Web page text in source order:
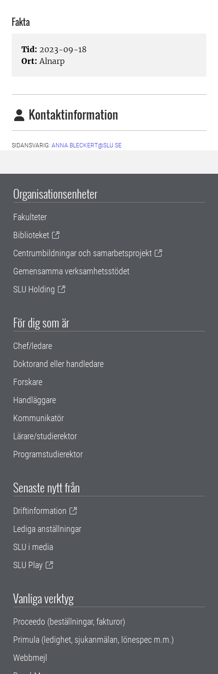
Fakta
Tid: 2023-09-18
Ort: Alnarp
Kontaktinformation
SIDANSVARIG: ANNA.BLECKERT@SLU.SE
Organisationsenheter
Fakulteter
Biblioteket
Centrumbildningar och samarbetsprojekt
Gemensamma verksamhetsstödet
SLU Holding
För dig som är
Chef/ledare
Doktorand eller handledare
Forskare
Handläggare
Kommunikatör
Lärare/studierektor
Programstudierektor
Senaste nytt från
Driftinformation
Lediga anställningar
SLU i media
SLU Play
Vanliga verktyg
Proceedo (beställningar, fakturor)
Primula (ledighet, sjukanmälan, lönespec m.m.)
Webbmejl